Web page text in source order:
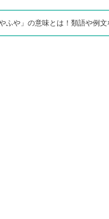
やふや」の意味とは！類語や例